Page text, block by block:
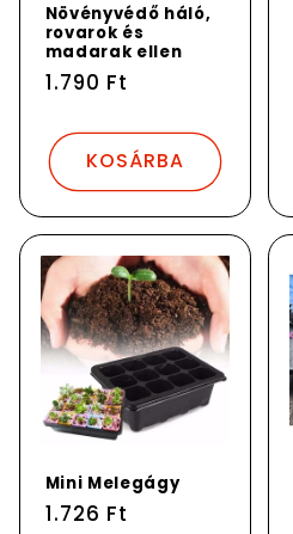
Növényvédő háló,
rovarok és
madarak ellen
Normál
1.790 Ft
KOSÁRBA
Mini Melegágy
Normál
1.726 Ft